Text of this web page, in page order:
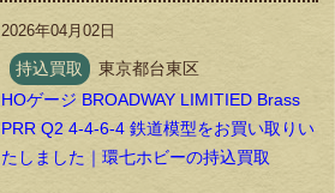
2026年04月02日
持込買取
東京都台東区
HOゲージ BROADWAY LIMITIED Brass
PRR Q2 4-4-6-4 鉄道模型をお買い取りい
たしました｜環七ホビーの持込買取